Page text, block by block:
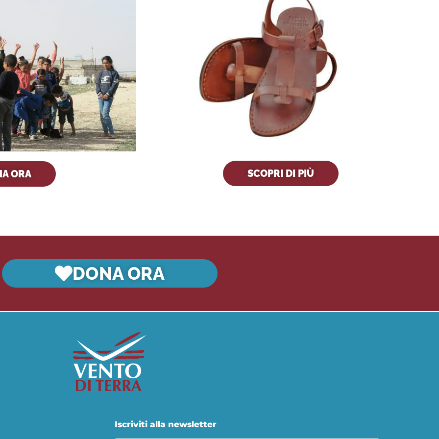
ORA SCOPRI DI PIÙ
DONA ORA
Iscriviti alla newsletter